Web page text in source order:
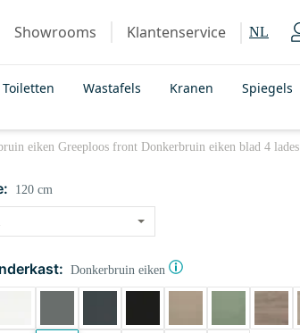
Showrooms Klantenservice NL
Toiletten Wastafels Kranen Spiegels
eiken Greeploos front Donkerbruin eiken blad 4 lades
120 cm
Donkerbruin eiken